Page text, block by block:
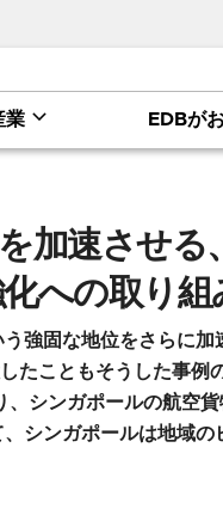
業 EDBが
AIとイノベーショ
加速させ
への取り組
強固な地位をさらに
たこともそうした事
、シンガポールの航空
シンガポールは地域の